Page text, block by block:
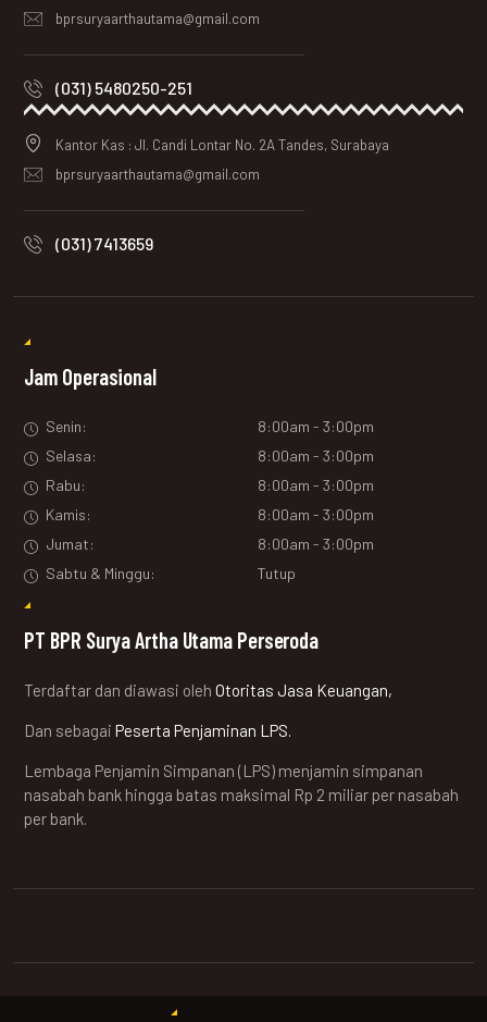
bprsuryaarthautama@gmail.com
(031) 5480250-251
Kantor Kas : Jl. Candi Lontar No. 2A Tandes, Surabaya
bprsuryaarthautama@gmail.com
(031) 7413659
Jam Operasional
Senin:
8:00am - 3:00pm
Selasa:
8:00am - 3:00pm
Rabu:
8:00am - 3:00pm
Kamis:
8:00am - 3:00pm
Jumat:
8:00am - 3:00pm
Sabtu & Minggu:
Tutup
PT BPR Surya Artha Utama Perseroda
Terdaftar dan diawasi olehOtoritas Jasa Keuangan,
Dan sebagaiPeserta Penjaminan LPS.
Lembaga Penjamin Simpanan (LPS) menjamin simpanan
nasabah bank hingga batas maksimal Rp 2 miliar per nasabah
per bank.